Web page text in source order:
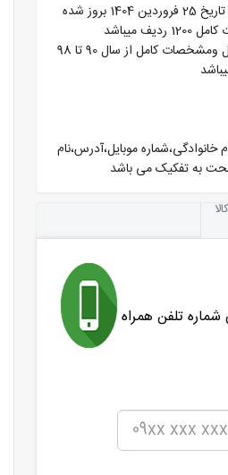
تعداد اطلاعات بروز که در تاریخ 25 فروردین 1404 بروز شده
میباشد
تعداد اطلاعات که با موبایل ومشخصات کامل از سال 90 تا 98
خانوادگی،شماره موبایل،آدرس،نام
به تفکیک می باشد
تلفن همراه